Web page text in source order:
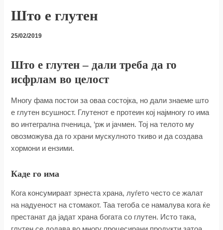
Што е глутен
25/02/2019
Што е глутен – дали треба да го
исфрлам во целост
Многу фама постои за оваа состојка, но дали знаеме што
е глутен всушност. Глутенот е протеин кој најмногу го има
во интегрална пченица, ‘рж и јачмен. Тој на телото му
овозможува да го храни мускулното ткиво и да создава
хормони и ензими.
Каде го има
Кога консумираат зрнеста храна, луѓето често се жалат
на надуеност на стомакот. Таа тегоба се намалува кога ќе
престанат да јадат храна богата со глутен. Исто така,